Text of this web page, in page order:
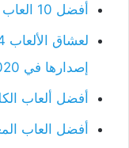
أفضل 10 العاب اون لاين لهواتف الأندرويد
إصدارها في 2020
أفضل ألعاب
أفضل العاب